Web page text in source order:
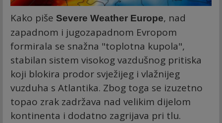
Kako piše Severe Weather Europe, nad
zapadnom i jugozapadnom Evropom
formirala se snažna "toplotna kupola",
stabilan sistem visokog vazdušnog pritiska
koji blokira prodor svježijeg i vlažnijeg
vuzduha s Atlantika. Zbog toga se izuzetno
topao zrak zadržava nad velikim dijelom
kontinenta i dodatno zagrijava pri tlu.